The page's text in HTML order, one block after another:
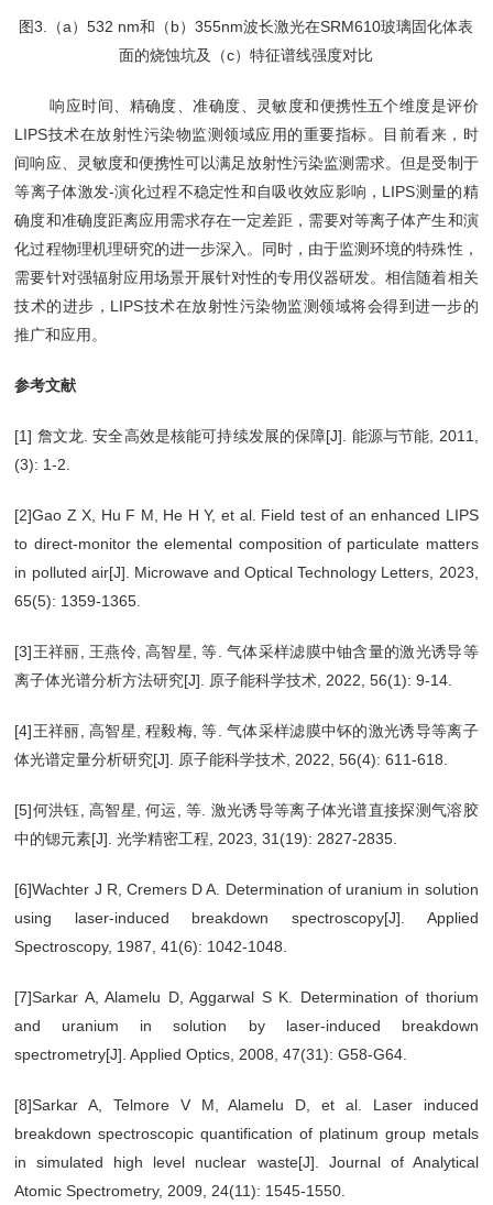
图3.（a）532 nm和（b）355nm波长激光在SRM610玻璃固化体表
面的烧蚀坑及（c）特征谱线强度对比
响应时间、精确度、准确度、灵敏度和便携性五个维度是评价
LIPS技术在放射性污染物监测领域应用的重要指标。目前看来，时
间响应、灵敏度和便携性可以满足放射性污染监测需求。但是受制于
等离子体激发-演化过程不稳定性和自吸收效应影响，LIPS测量的精
确度和准确度距离应用需求存在一定差距，需要对等离子体产生和演
化过程物理机理研究的进一步深入。同时，由于监测环境的特殊性，
需要针对强辐射应用场景开展针对性的专用仪器研发。相信随着相关
技术的进步，LIPS技术在放射性污染物监测领域将会得到进一步的
推广和应用。
参考文献
[1] 詹文龙. 安全高效是核能可持续发展的保障[J]. 能源与节能, 2011,
(3): 1-2.
[2]Gao Z X, Hu F M, He H Y, et al. Field test of an enhanced LIPS
to direct-monitor the elemental composition of particulate matters
in polluted air[J]. Microwave and Optical Technology Letters, 2023,
65(5): 1359-1365.
[3]王祥丽, 王燕伶, 高智星, 等. 气体采样滤膜中铀含量的激光诱导等
离子体光谱分析方法研究[J]. 原子能科学技术, 2022, 56(1): 9-14.
[4]王祥丽, 高智星, 程毅梅, 等. 气体采样滤膜中钚的激光诱导等离子
体光谱定量分析研究[J]. 原子能科学技术, 2022, 56(4): 611-618.
[5]何洪钰, 高智星, 何运, 等. 激光诱导等离子体光谱直接探测气溶胶
中的锶元素[J]. 光学精密工程, 2023, 31(19): 2827-2835.
[6]Wachter J R, Cremers D A. Determination of uranium in solution
using laser-induced breakdown spectroscopy[J]. Applied
Spectroscopy, 1987, 41(6): 1042-1048.
[7]Sarkar A, Alamelu D, Aggarwal S K. Determination of thorium
and uranium in solution by laser-induced breakdown
spectrometry[J]. Applied Optics, 2008, 47(31): G58-G64.
[8]Sarkar A, Telmore V M, Alamelu D, et al. Laser induced
breakdown spectroscopic quantification of platinum group metals
in simulated high level nuclear waste[J]. Journal of Analytical
Atomic Spectrometry, 2009, 24(11): 1545-1550.